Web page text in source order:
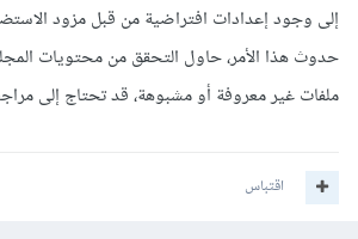
إلى وجود إعدادات افتراضية من قبل مزود
حدوث هذا الأمر، حاول التحقق من محتويات
ملفات غير معروفة أو مشبوهة، قد تحتاج إلى
اقتباس